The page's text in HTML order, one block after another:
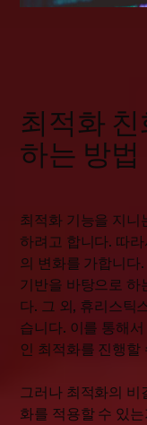
최적화
하는 방법
최적화 기능을 지니
하려고 합니다. 따
의 변화를 가합니다
기반을 바탕으로 하
다. 그 외, 휴리스틱
습니다. 이를 통해
인 최적화를 진행할
그러나 최적화의 비
화를 적용할 수 있